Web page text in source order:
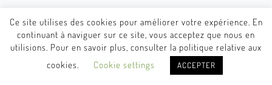
Ce site utilises des cookies pour améliorer votre expérience. En
continuant à naviguer sur ce site, vous acceptez que nous en
utilisions. Pour en savoir plus, consulter la politique relative aux
cookies.
Cookie settings ACCEPTER